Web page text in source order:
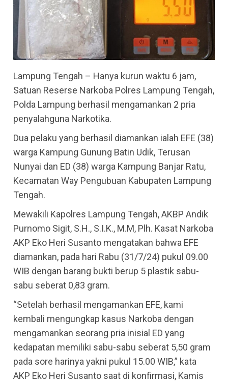
Lampung Tengah – Hanya kurun waktu 6 jam,
Satuan Reserse Narkoba Polres Lampung Tengah,
Polda Lampung berhasil mengamankan 2 pria
penyalahguna Narkotika.
Dua pelaku yang berhasil diamankan ialah EFE (38)
warga Kampung Gunung Batin Udik, Terusan
Nunyai dan ED (38) warga Kampung Banjar Ratu,
Kecamatan Way Pengubuan Kabupaten Lampung
Tengah.
Mewakili Kapolres Lampung Tengah, AKBP Andik
Purnomo Sigit, S.H., S.I.K., M.M, Plh. Kasat Narkoba
AKP Eko Heri Susanto mengatakan bahwa EFE
diamankan, pada hari Rabu (31/7/24) pukul 09.00
WIB dengan barang bukti berup 5 plastik sabu-
sabu seberat 0,83 gram.
“Setelah berhasil mengamankan EFE, kami
kembali mengungkap kasus Narkoba dengan
mengamankan seorang pria inisial ED yang
kedapatan memiliki sabu-sabu seberat 5,50 gram
pada sore harinya yakni pukul 15.00 WIB,” kata
AKP Eko Heri Susanto saat di konfirmasi, Kamis